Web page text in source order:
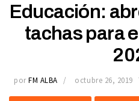
Educación:
tachas para
por FM ALBA octubre 26, 2019